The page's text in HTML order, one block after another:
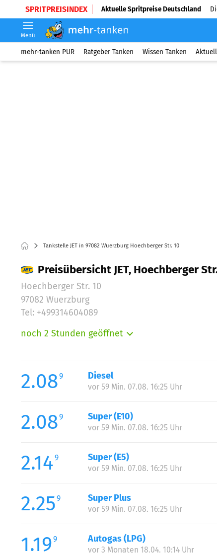
SPRITPREISINDEX Aktuelle Spritpreise Deutschland
Menü
mehr-tanken PUR Ratgeber Tanken Wissen Tanken
Tankstelle JET in 97082 Wuerzburg Hoechberger Str. 10
Preisübersicht JET, Hoechberger
Hoechberger Str. 10
97082 Wuerzburg
Tel: +499314604089
noch 2 Stunden geöffnet
Mittwoch:
Donnerstag:
Samstag:
Sonntag:
2.089 Diesel
vor 59 Min. 07.08. 16:25 Uhr
2.089 Super (E10)
vor 59 Min. 07.08. 16:25 Uhr
2.149 Super (E5)
vor 59 Min. 07.08. 16:25 Uhr
2.259 Super Plus
vor 59 Min. 07.08. 16:25 Uhr
1.199 Autogas (LPG)
vor 3 Monaten 18.04. 10:14 Uhr